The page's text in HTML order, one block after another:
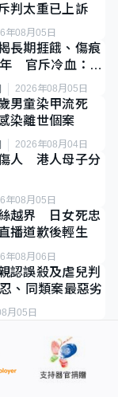
判太重已上訴
年08月05日
長期捱餓、傷痕
官斥冷血：同
2026年08月05日
男童染甲流死
染離世個案
2026年08月04日
人 港人母子分
年08月05日
越界 日女死忠
播道歉後輕生
年08月06日
認誤殺及虐兒判
、同類案最惡劣
月05日